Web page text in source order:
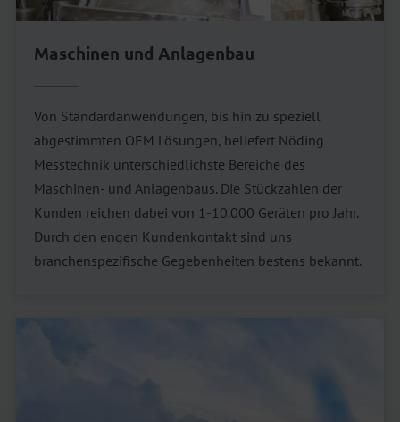
Maschinen und Anlagenbau
Von Standardanwendungen, bis hin zu speziell
abgestimmten OEM Lösungen, beliefert Nöding
Messtechnik unterschiedlichste Bereiche des
Maschinen- und Anlagenbaus. Die Stückzahlen der
Kunden reichen dabei von 1-10.000 Geräten pro Jahr.
Durch den engen Kundenkontakt sind uns
branchenspezifische Gegebenheiten bestens bekannt.